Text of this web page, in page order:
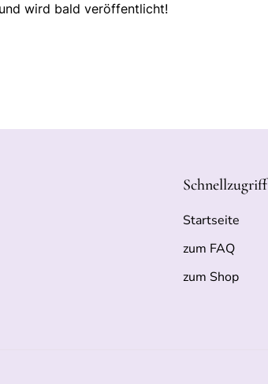
wird bald veröffentlicht!
Schnellzugriff
Startseite
zum FAQ
zum Shop